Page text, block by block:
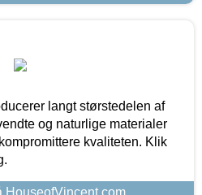
langt størstedelen af
og naturlige materialer
kvaliteten. Klik
HouseofVincent.com